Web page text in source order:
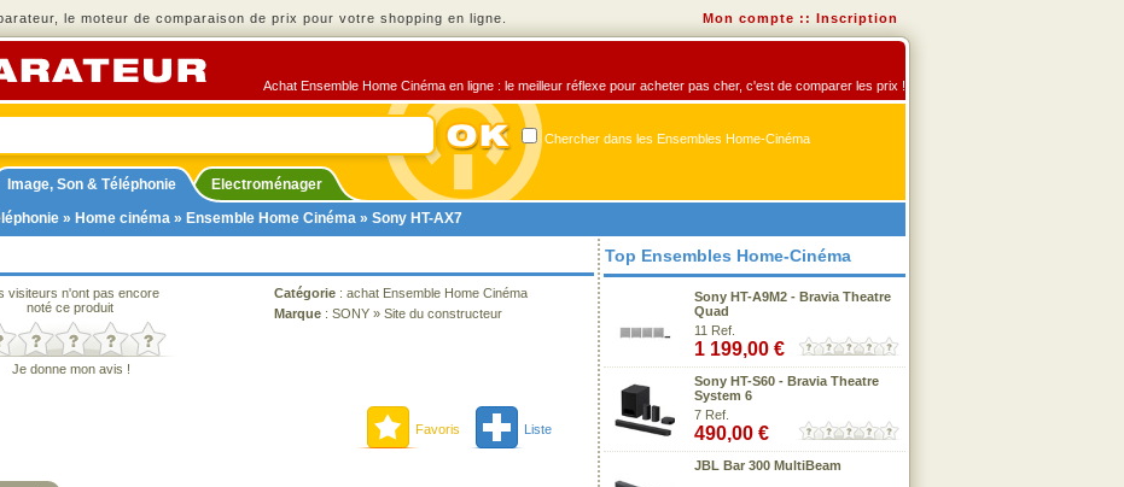
le moteur de comparaison de prix pour votre shopping en ligne. Mon compte :: Inscription
Achat Ensemble Home Cinéma en ligne : le meilleur réflexe pour acheter pas cher, c'est de comparer les prix !
Chercher dans les Ensembles Home-Cinéma
Image, Son & Téléphonie
Electroménager
» Home cinéma » Ensemble Home Cinéma » Sony HT-AX7
visiteurs n'ont pas encore
noté ce produit
Je donne mon avis !
Catégorie : achat Ensemble Home Cinéma
Marque : SONY » Site du constructeur
Favoris Liste
Top Ensembles Home-Cinéma
Sony HT-A9M2 - Bravia Theatre
Quad
11 Ref.
1 199,00 €
Sony HT-S60 - Bravia Theatre
System 6
7 Ref.
490,00 €
JBL Bar 300 MultiBeam